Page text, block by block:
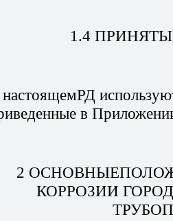
1.4
в
2
КОРРОЗИИ